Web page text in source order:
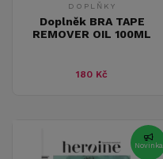
DOPLŇKY
Doplněk BRA TAPE
REMOVER OIL 100ML
180 Kč
Novinka